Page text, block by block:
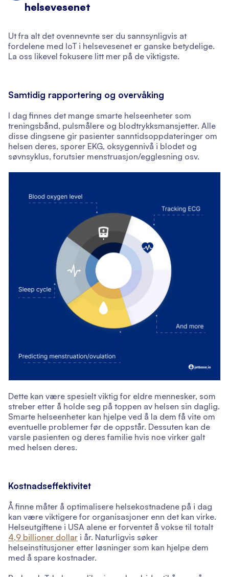
helsevesenet
Ut fra alt det ovennevnte ser du sannsynligvis at
fordelene med IoT i helsevesenet er ganske betydelige.
La oss likevel fokusere litt mer på de viktigste.
Samtidig rapportering og overvåking
I dag finnes det mange smarte helseenheter som
treningsbånd, pulsmålere og blodtrykksmansjetter. Alle
disse dingsene gir pasienter sanntidsoppdateringer om
helsen deres, sporer EKG, oksygennivå i blodet og
søvnsyklus, forutsier menstruasjon/egglesning osv.
Dette kan være spesielt viktig for eldre mennesker, som
streber etter å holde seg på toppen av helsen sin daglig.
Smarte helseenheter kan hjelpe ved å la dem få vite om
eventuelle problemer før de oppstår. Dessuten kan de
varsle pasienten og deres familie hvis noe virker galt
med helsen deres.
Kostnadseffektivitet
Å finne måter å optimalisere helsekostnadene på i dag
kan være viktigere for organisasjoner enn det kan virke.
Helseutgiftene i USA alene er forventet å vokse til totalt
4,9 billioner dollar i år. Naturligvis søker
helseinstitusjoner etter løsninger som kan hjelpe dem
med å spare kostnader.